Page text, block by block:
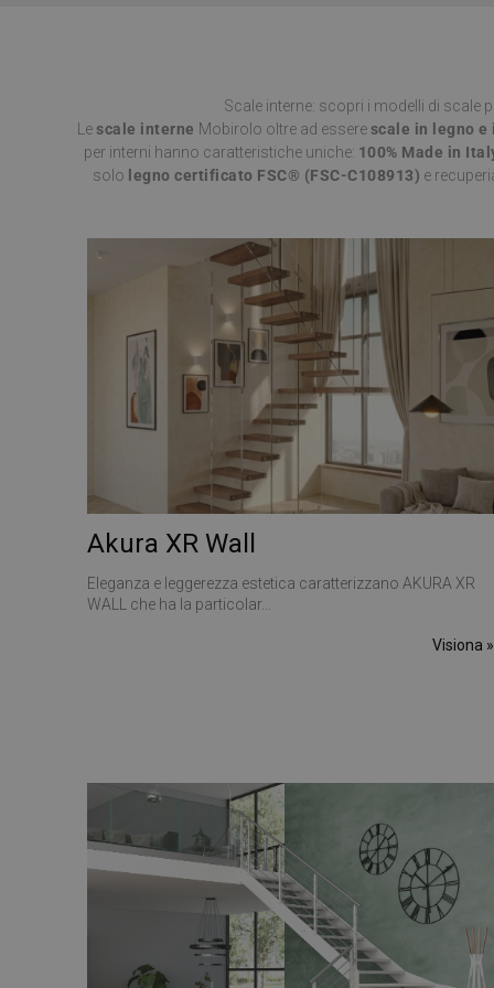
Scale interne: scopri i modelli di scale
Le scale interne Mobirolo oltre ad essere scale in legno e
per interni hanno caratteristiche uniche: 100% Made in
solo legno certificato FSC® (FSC-C108913) e
Akura XR Wall
Eleganza e leggerezza estetica caratterizzano AKURA XR
WALL che ha la particolar...
Visiona »
_ga_Z55GDM9951
__utmc
__utmz
_gcl_au
test_cookie
_fbp
MUID
MR
__Secure-
__Secure-YNID